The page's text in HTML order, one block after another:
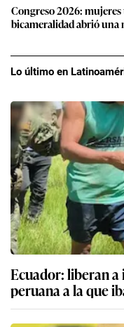
Congreso 2026: mujeres
bicameralidad abrió una
Lo último en
Ecuador: liberan a
peruana a la que